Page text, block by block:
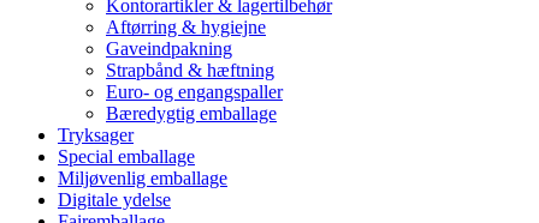
Kontorartikler & lagertilbehør
Aftørring & hygiejne
Gaveindpakning
Strapbånd & hæftning
Euro- og engangspaller
Bæredygtig emballage
Tryksager
Special emballage
Miljøvenlig emballage
Digitale ydelse